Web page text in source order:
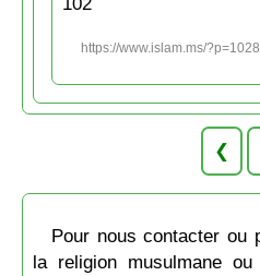
https://www.islam.ms/?p=1028
❮
Pour nous contacter ou
la religion musulmane